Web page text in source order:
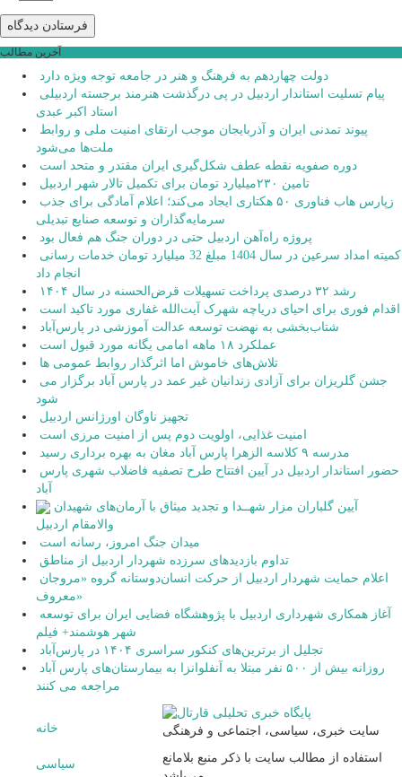
آخرین مطالب
دولت چهاردهم به فرهنگ و هنر در جامعه توجه ویژه دارد
استاد اکبر عبدی
ملت‌ها می‌شود
دوره صفویه نقطه عطف شکل‌گیری ایران مقتدر و متحد است
تامین ۲۳۰میلیارد تومان برای تکمیل تالار شهر اردبیل
سرمایه‌گذاران و توسعه صنایع تبدیلی
پروژه راه‌آهن اردبیل حتی در دوران جنگ هم فعال بود
انجام داد
رشد ۳۲ درصدی پرداخت تسهیلات قرض‌الحسنه در سال ۱۴۰۴
اقدام فوری برای احیای دریاچه شهرک آیت‌الله غفاری مورد تاکید است
شتاب‌بخشی به نهضت توسعه عدالت آموزشی در پارس‌آباد
عملکرد ۱۸ ماهه امامی یگانه مورد قبول است
تلاش‌های خاموش اما اثرگذار روابط عمومی ها
شود
تجهیز ناوگان اورژانس اردبیل
امنیت غذایی، اولویت دوم پس از امنیت مرزی است
مدرسه ۹ کلاسه الزهرا پارس آباد مغان به بهره برداری رسید
آباد
والامقام اردبیل
میدان جنگ امروز، رسانه است
تداوم بازدیدهای سرزده شهردار اردبیل از مناطق
معروف»
شهر هوشمند+ فیلم
مراجعه می کنند
خانه
سیاسی
سایت خبری، سیاسی، اجتماعی و فرهنگی
استفاده از مطالب سایت با ذکر منبع بلامانع